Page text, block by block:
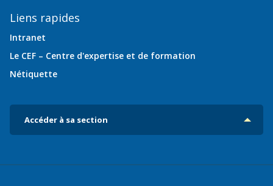
Liens rapides
Intranet
Le CEF – Centre d'expertise et de formation
Nétiquette
Accéder à sa section